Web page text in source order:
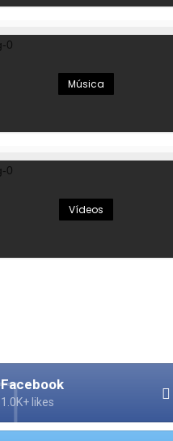
Música
Vídeos
Facebook
1.0K+ likes